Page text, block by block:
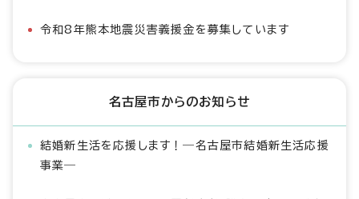
令和8年熊本地震災害義援金を募集しています
名古屋市からのお知らせ
結婚新生活を応援します！―名古屋市結婚新生活応援
事業―